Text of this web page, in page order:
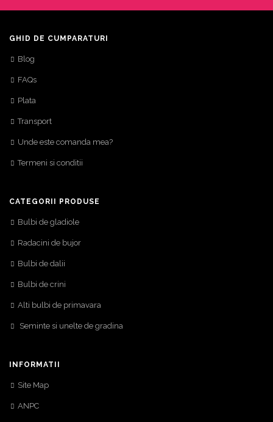
GHID DE CUMPARATURI
Blog
FAQs
Plata
Transport
Unde este comanda mea?
Termeni si conditii
CATEGORII PRODUSE
Bulbi de gladiole
Radacini de bujor
Bulbi de dalii
Bulbi de crini
Alti bulbi de primavara
Seminte si unelte de gradina
INFORMATII
Site Map
ANPC